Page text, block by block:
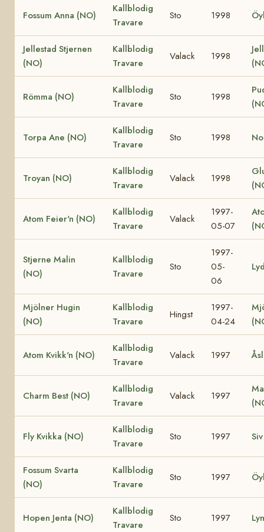
Fossum Anna (NO)
Kallblodig
Travare
Sto 1998
Jellestad Stjernen
(NO)
Kallblodig
Travare
Valack 1998
Römma (NO)
Kallblodig
Travare
Sto 1998
Torpa Ane (NO)
Kallblodig
Travare
Sto 1998
Troyan (NO)
Kallblodig
Travare
Valack 1998
Atom Feier'n (NO)
Kallblodig
Travare
Valack
1997-
05-07
Stjerne Malin
(NO)
Kallblodig
Travare
Sto
1997-
05-
06
Mjölner Hugin
(NO)
Kallblodig
Travare
Hingst
1997-
04-24
Atom Kvikk'n (NO)
Kallblodig
Travare
Valack 1997
Charm Best (NO)
Kallblodig
Travare
Valack 1997
Fly Kvikka (NO)
Kallblodig
Travare
Sto 1997
Fossum Svarta
(NO)
Kallblodig
Travare
Sto 1997
Hopen Jenta (NO)
Kallblodig
Travare
Sto 1997